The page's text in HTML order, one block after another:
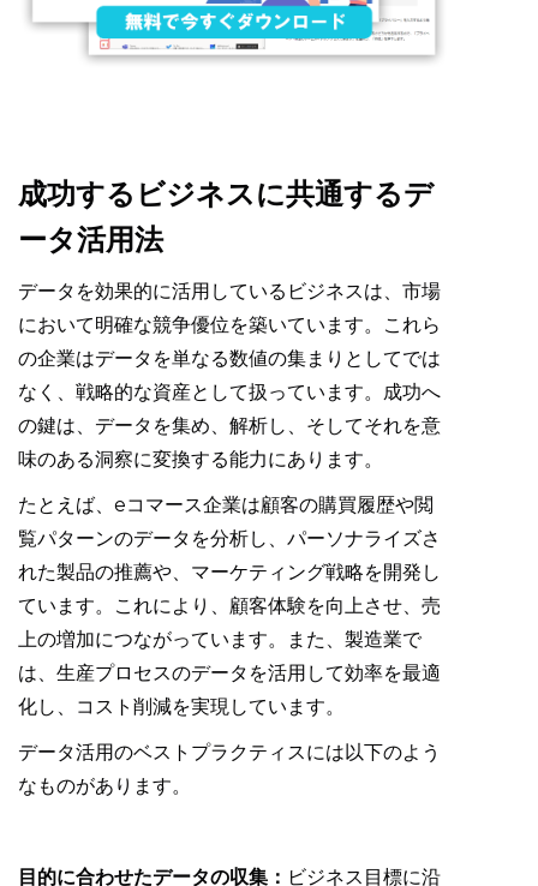
成功するビジネスに共通するデ
ータ活用法
データを効果的に活用しているビジネスは、市場
において明確な競争優位を築いています。これら
の企業はデータを単なる数値の集まりとしてでは
なく、戦略的な資産として扱っています。成功へ
の鍵は、データを集め、解析し、そしてそれを意
味のある洞察に変換する能力にあります。
たとえば、eコマース企業は顧客の購買履歴や閲
覧パターンのデータを分析し、パーソナライズさ
れた製品の推薦や、マーケティング戦略を開発し
ています。これにより、顧客体験を向上させ、売
上の増加につながっています。また、製造業で
は、生産プロセスのデータを活用して効率を最適
化し、コスト削減を実現しています。
データ活用のベストプラクティスには以下のよう
なものがあります。
目的に合わせたデータの収集： ビジネス目標に沿